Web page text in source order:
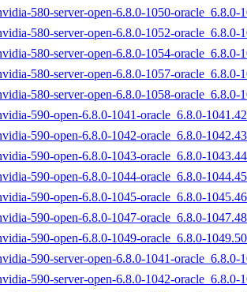
580-server-open-6.8.0-1050-oracle_6.8.0-
580-server-open-6.8.0-1052-oracle_6.8.0-
580-server-open-6.8.0-1054-oracle_6.8.0-
580-server-open-6.8.0-1057-oracle_6.8.0-
580-server-open-6.8.0-1058-oracle_6.8.0-
590-open-6.8.0-1041-oracle_6.8.0-
590-open-6.8.0-1042-oracle_6.8.0-
590-open-6.8.0-1043-oracle_6.8.0-
590-open-6.8.0-1044-oracle_6.8.0-
590-open-6.8.0-1045-oracle_6.8.0-
590-open-6.8.0-1047-oracle_6.8.0-
590-open-6.8.0-1049-oracle_6.8.0-
590-server-open-6.8.0-1041-oracle_6.8.0-
590-server-open-6.8.0-1042-oracle_6.8.0-